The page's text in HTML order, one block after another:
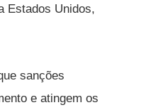
Estados Unidos,
sanções
e atingem os